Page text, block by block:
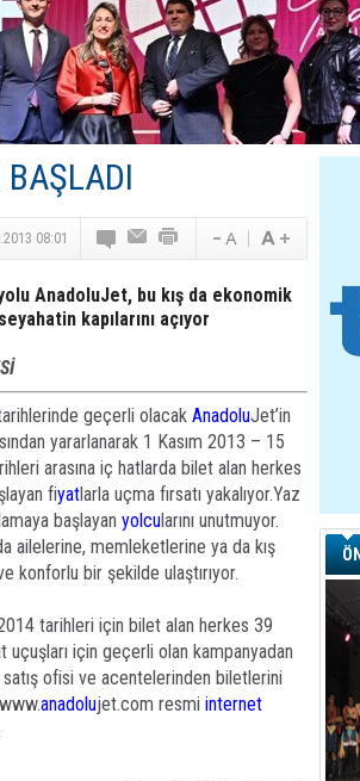
Dijital Platformlara Ayrıcalık Yasası
Villa Tatili Modeli
BAŞLADI
08:01
AnadoluJet, bu kış da ekonomik
kapılarını açıyor
geçerli olacak AnadoluJet’in
yararlanarak 1 Kasım 2013 – 15
arasına iç hatlarda bilet alan herkes
fiyatlarla uçma fırsatı yakalıyor.Yaz
başlayan yolcularını unutmuyor.
ailelerine, memleketlerine ya da kış
bir şekilde ulaştırıyor.
tarihleri için bilet alan herkes 39
uçuşları için geçerli olan kampanyadan
ofisi ve acentelerinden biletlerini
anadolujet.com resmi internet